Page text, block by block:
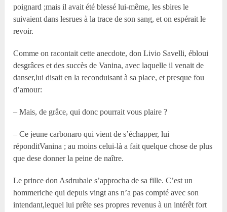
poignard ;mais il avait été blessé lui-même, les sbires le
suivaient dans lesrues à la trace de son sang, et on espérait le
revoir.
Comme on racontait cette anecdote, don Livio Savelli, ébloui
desgrâces et des succès de Vanina, avec laquelle il venait de
danser,lui disait en la reconduisant à sa place, et presque fou
d’amour:
– Mais, de grâce, qui donc pourrait vous plaire ?
– Ce jeune carbonaro qui vient de s’échapper, lui
réponditVanina ; au moins celui-là a fait quelque chose de plus
que dese donner la peine de naître.
Le prince don Asdrubale s’approcha de sa fille. C’est un
hommeriche qui depuis vingt ans n’a pas compté avec son
intendant,lequel lui prête ses propres revenus à un intérêt fort